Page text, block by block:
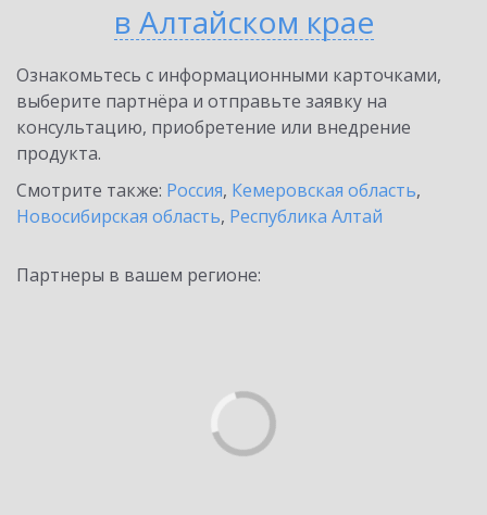
в Алтайском крае
Ознакомьтесь с информационными карточками,
выберите партнёра и отправьте заявку на
консультацию, приобретение или внедрение
продукта.
Смотрите также: Россия, Кемеровская область,
Новосибирская область, Республика Алтай
Партнеры в вашем регионе: